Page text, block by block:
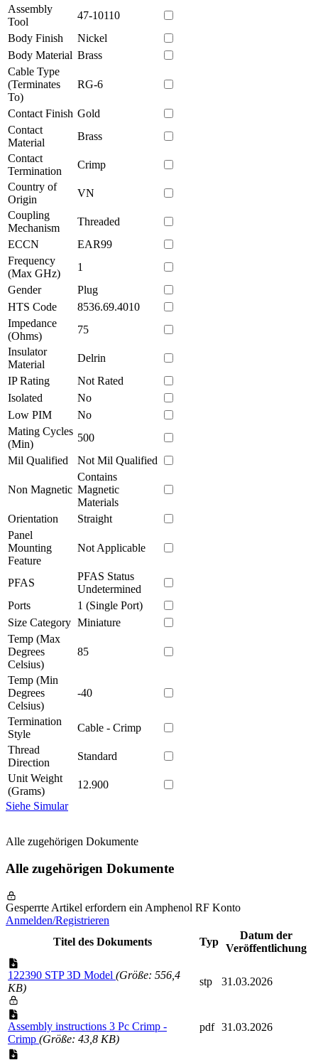
Assembly
Tool
47-10110
Body Finish
Nickel
Body Material Brass
Cable Type
(Terminates
To)
RG-6
Contact Finish Gold
Contact
Material
Brass
Contact
Termination
Crimp
Country of
Origin
VN
Coupling
Mechanism
Threaded
ECCN
EAR99
Frequency
(Max GHz)
1
Gender
Plug
HTS Code
8536.69.4010
Impedance
(Ohms)
75
Insulator
Material
Delrin
IP Rating
Not Rated
Isolated
No
Low PIM
No
Mating Cycles
(Min)
500
Mil Qualified
Not Mil Qualified
Non Magnetic
Contains
Magnetic
Materials
Orientation
Straight
Panel
Mounting
Feature
Not Applicable
PFAS
PFAS Status
Undetermined
Ports
1 (Single Port)
Size Category Miniature
Temp (Max
Degrees
Celsius)
85
Temp (Min
Degrees
Celsius)
-40
Termination
Style
Cable - Crimp
Thread
Direction
Standard
Unit Weight
(Grams)
12.900
Siehe Simular
Alle zugehörigen Dokumente
Alle zugehörigen Dokumente
Gesperrte Artikel erfordern ein Amphenol RF Konto
Anmelden/Registrieren
Titel des Dokuments
Typ
Datum der
Veröffentlichung
122390 STP 3D Model (Größe: 556,4
KB)
stp 31.03.2026
Assembly instructions 3 Pc Crimp -
Crimp (Größe: 43,8 KB)
pdf 31.03.2026